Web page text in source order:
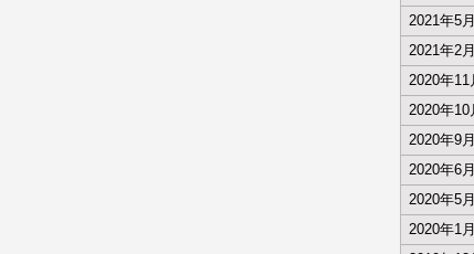
2021年5月
2021年2月
2020年11
2020年10
2020年9月
2020年6月
2020年5月
2020年1月